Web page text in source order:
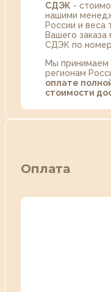
СДЭК -
нашими
России и веса
Вашего
СДЭК по
Мы принимаем
регионам
оплате
стоимости
Оплата